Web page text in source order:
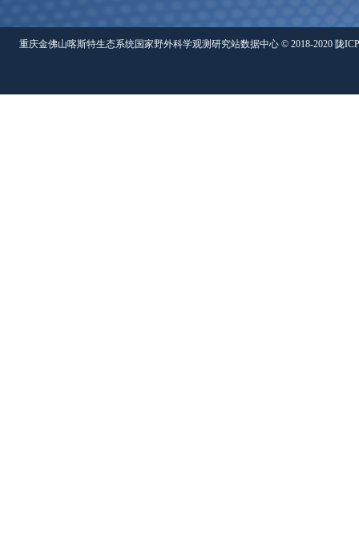
重庆金佛山喀斯特生态系统国家野外科学观测研究站数据中心 © 2018-2020 陇ICP